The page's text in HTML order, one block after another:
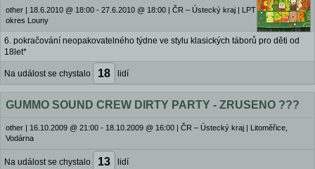
other | 18.6.2010 @ 18:00 - 27.6.2010 @ 18:00 | ČR – Ústecký kraj | LPT Pnětluky,
okres Louny
6. pokračování neopakovatelného týdne ve stylu klasických táborů pro děti od
18let*
Na událost se chystalo 18 lidí
GUMMO SOUND CREW DIRTY PARTY - ZRUSENO ???
other | 16.10.2009 @ 21:00 - 18.10.2009 @ 16:00 | ČR – Ústecký kraj | Litoměřice,
Vodárna
Na událost se chystalo 13 lidí